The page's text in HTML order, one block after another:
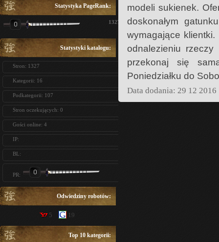
Statystyka PageRank:
1327
Statystyki katalogu:
Stron: 1327
Kategorii: 16
Podkategorii: 107
Stron oczekujących: 0
Gości online: 4
IP:
BL:
PR:
Odwiedziny robotów:
5 19
Top 10 kategorii:
modeli sukienek.
doskonałym
wymagające klientki.
odnalezieniu
przekonaj się
Poniedziałku do
Data dodania: 29 12 2016